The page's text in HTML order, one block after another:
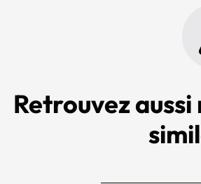
Retrouvez